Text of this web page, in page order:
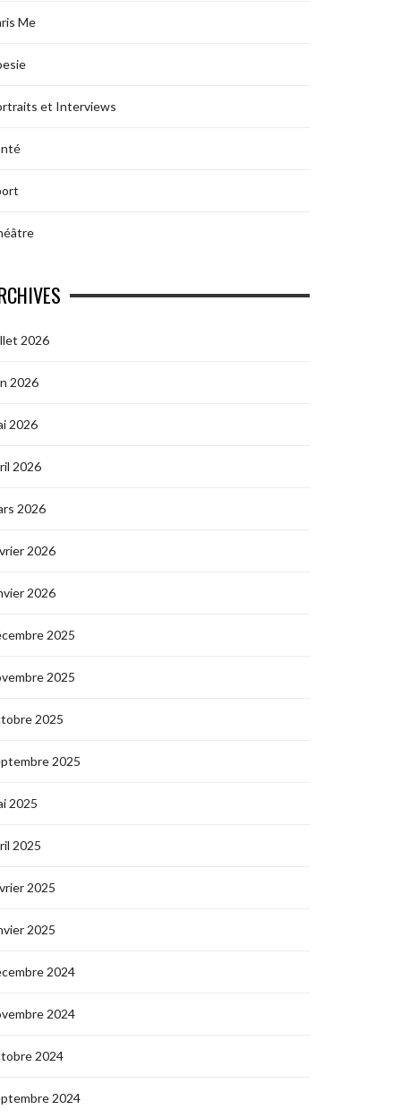
Me
et Interviews
2026
2026
2026
2026
2026
2026
2026
2025
2025
2025
2025
2025
2025
2025
2025
2024
2024
2024
2024